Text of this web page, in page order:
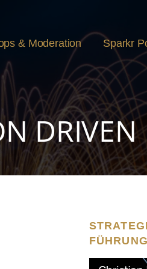
& Moderation Sparkr
DRIVEN